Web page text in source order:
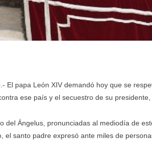
El papa León XIV demandó hoy que se
ese país y el secuestro de su
del Ángelus, pronunciadas al mediodía de
el santo padre expresó ante miles de